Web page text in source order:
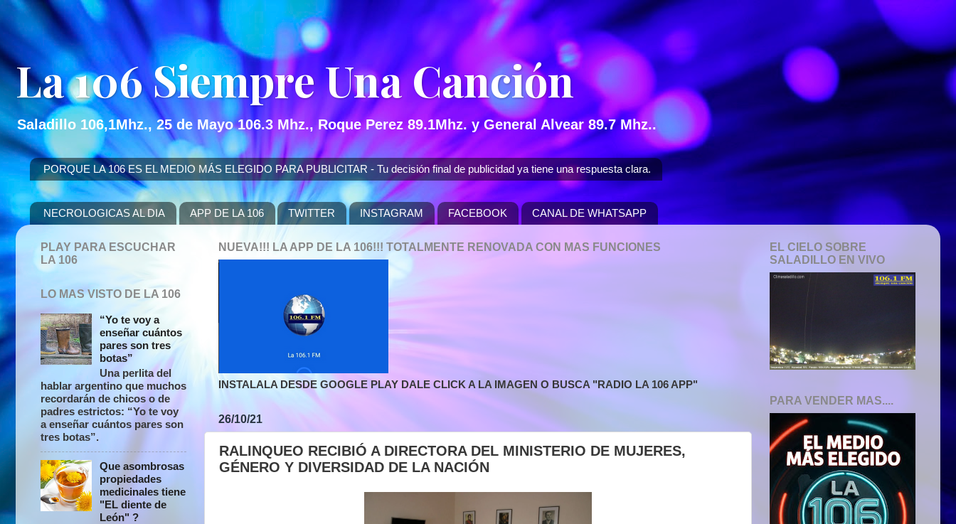
La 106 Siempre Una Canción
Saladillo 106,1Mhz., 25 de Mayo 106.3 Mhz., Roque Perez 89.1Mhz. y General Alvear 89.7 Mhz..
PORQUE LA 106 ES EL MEDIO MÁS ELEGIDO PARA PUBLICITAR - Tu decisión final de publicidad ya tiene una respuesta clara.
NECROLOGICAS AL DIA APP DE LA 106 TWITTER INSTAGRAM FACEBOOK CANAL DE WHATSAPP
NUEVA!!! LA APP DE LA 106!!! TOTALMENTE RENOVADA CON MAS FUNCIONES
INSTALALA DESDE GOOGLE PLAY DALE CLICK A LA IMAGEN O BUSCA "RADIO LA 106 APP"
26/10/21
RALINQUEO RECIBIÓ A DIRECTORA DEL MINISTERIO DE MUJERES,
GÉNERO Y DIVERSIDAD DE LA NACIÓN
PLAY PARA ESCUCHAR
LA 106
LO MAS VISTO DE LA 106
“Yo te voy a
enseñar cuántos
pares son tres
botas”
Una perlita del
hablar argentino que muchos
recordarán de chicos o de
padres estrictos: “Yo te voy
a enseñar cuántos pares son
tres botas”.
Que asombrosas
propiedades
medicinales tiene
"EL diente de
León" ?
EL CIELO SOBRE
SALADILLO EN VIVO
PARA VENDER MAS....